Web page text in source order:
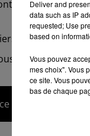
sont mis en
et gendarmes
avons
en vue à
Deliver and
data such as IP
requested; Use
based on
Vous pouvez
mes choix". Vous
ce site. Vous
bas de chaque